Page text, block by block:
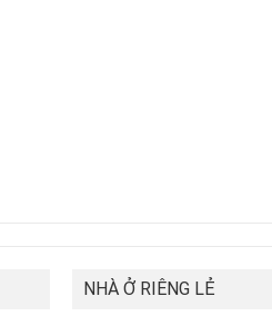
NHÀ Ở RIÊNG LẺ